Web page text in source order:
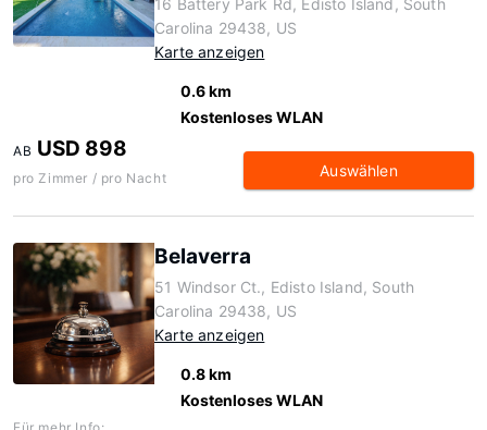
16 Battery Park Rd, Edisto Island, South
Carolina 29438, US
Karte anzeigen
0.6 km
Kostenloses WLAN
AB USD 898
pro Zimmer / pro Nacht Auswählen
Belaverra
51 Windsor Ct., Edisto Island, South
Carolina 29438, US
Karte anzeigen
0.8 km
Kostenloses WLAN